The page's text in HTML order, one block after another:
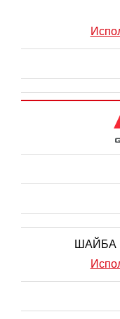
ШАЙБА